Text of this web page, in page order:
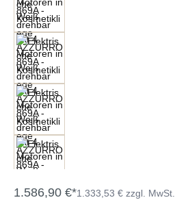
1.586,90 €*1.333,53 € zzgl. MwSt.